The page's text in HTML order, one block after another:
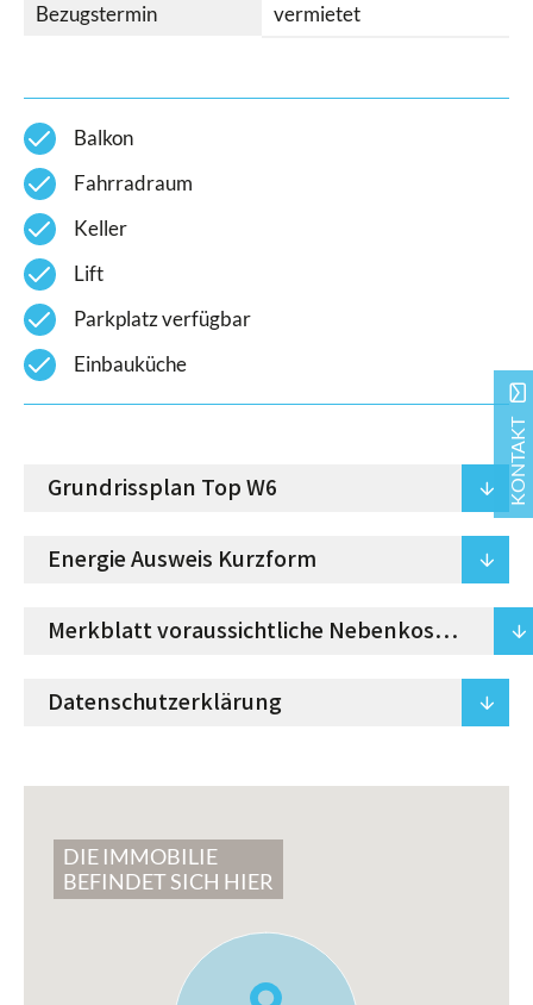
Bezugstermin
vermietet
check Balkon
check Fahrradraum
check Keller
check Lift
check Parkplatz verfügbar
check Einbauküche
Grundrissplan Top W6 arrowdown
Energie Ausweis Kurzform arrowdown
Merkblatt voraussichtliche Nebenkosten arrowdown
Datenschutzerklärung arrowdown
DIE IMMOBILIE
BEFINDET SICH HIER
KONTAKT
mail